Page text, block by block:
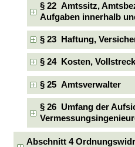
§ 22 Amtssitz,
Aufgaben innerhalb
§ 23 Haftung,
§ 24 Kosten,
§ 25 Amtsverwalter
§ 26 Umfang der
Abschnitt 4